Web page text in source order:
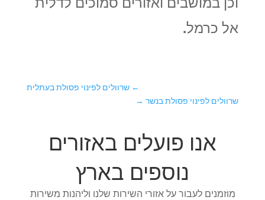
אל כרמל.
←שרוולים לפינוי פסולת בעתלית
שרוולים לפינוי פסולת בנשר→
אנו פועלים באזורים
נוספים בארץ
מוזמנים לעבור על אזורי השירות שלנו וליהנות משירות